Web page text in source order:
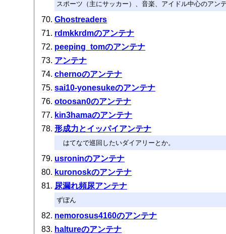
スポーツ（主にサッカー）、音楽、アイドル中心のアンテ
Ghostreaders
rdmkkrdmのアンテナ
peeping_tomのアンテナ
アンテナ
chernoのアンテナ
sai10-yonesukeのアンテナ
otoosan0のアンテナ
kin3hamaのアンテナ
形成力とイッパイアンテナ
はてなで巡回したいダイアリーとか。
usroninのアンテナ
kuronoskのアンテナ
尿漏れ頻尿アンテナ
ずぼん
nemorosus4160のアンテナ
haltureのアンテナ